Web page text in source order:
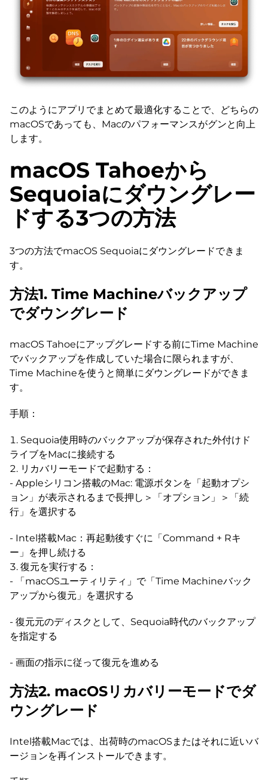
このようにアプリでまとめて最適化することで、どちらの
macOSであっても、Macのパフォーマンスがグンと向上
します。
macOS Tahoeから
Sequoiaにダウングレー
ドする3つの方法
3つの方法でmacOS Sequoiaにダウングレードできま
す。
方法1. Time Machineバックアップ
でダウングレード
macOS Tahoeにアップグレードする前にTime Machine
でバックアップを作成していた場合に限られますが、
Time Machineを使うと簡単にダウングレードができま
す。
手順：
Sequoia使用時のバックアップが保存された外付けド
ライブをMacに接続する
リカバリーモードで起動する：
- Appleシリコン搭載のMac: 電源ボタンを「起動オプシ
ョン」が表示されるまで長押し＞「オプション」＞「続
行」を選択する
- Intel搭載Mac：再起動後すぐに「Command + Rキ
ー」を押し続ける
復元を実行する：
- 「macOSユーティリティ」で「Time Machineバック
アップから復元」を選択する
- 復元元のディスクとして、Sequoia時代のバックアップ
を指定する
- 画面の指示に従って復元を進める
方法2. macOSリカバリーモードでダ
ウングレード
Intel搭載Macでは、出荷時のmacOSまたはそれに近いバ
ージョンを再インストールできます。